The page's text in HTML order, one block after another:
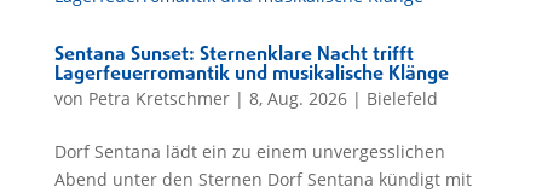
Sentana Sunset: Sternenklare Nacht trifft
Lagerfeuerromantik und musikalische Klänge
von Petra Kretschmer| 8, Aug. 2026| Bielefeld
Dorf Sentana lädt ein zu einem unvergesslichen
Abend unter den Sternen Dorf Sentana kündigt mit